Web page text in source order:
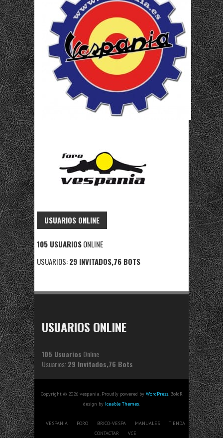
USUARIOS ONLINE
105 USUARIOSONLINE
USUARIOS:29 INVITADOS,76 BOTS
USUARIOS ONLINE
105 Usuarios Online
Usuarios:29 Invitados,76 Bots
Copyright © 2026 vespania. Proudly powered by WordPress. BoldR
design by Iceable Themes.
VESPANIA FORO BRICO-VESPA MANUALES
TIENDA
CONTACTAR
VCE